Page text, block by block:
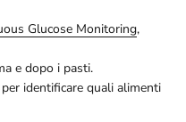
Glucose Monitoring,
e dopo i pasti.
identificare quali alimenti